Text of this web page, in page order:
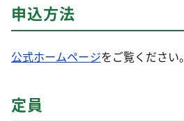
申込方法
公式ホームページをご覧ください
定員